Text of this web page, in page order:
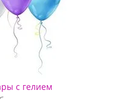
с гелием